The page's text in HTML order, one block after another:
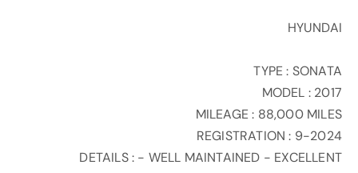
HYUNDAI
TYPE : SONATA
MODEL : 2017
MILEAGE : 88,000 MILES
REGISTRATION : 9-2024
DETAILS : - WELL MAINTAINED - EXCELLENT